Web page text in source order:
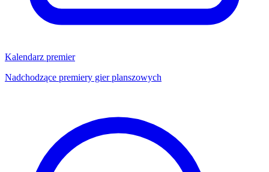
Kalendarz premier
Nadchodzące premiery gier planszowych